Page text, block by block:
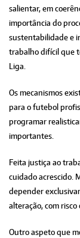
salientar, em
importância do
sustentabilidade e
trabalho difícil que
Liga.
Os mecanismos
para o futebol
programar
importantes.
Feita justiça ao
cuidado acrescido.
depender
alteração, com risco
Outro aspeto que